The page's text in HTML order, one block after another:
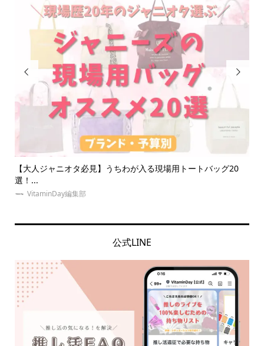

推しとの相性診断にオススメな占いを無料から本格派までご紹
介！...
VitaminDay編集部

公式LINE